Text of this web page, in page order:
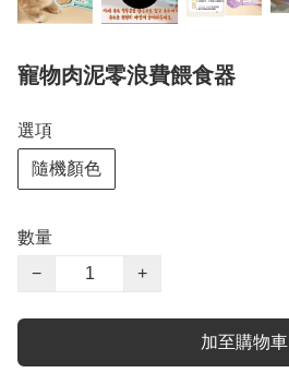
寵物肉泥零浪費餵食器
選項
隨機顏色
數量
−
+
加至購物車